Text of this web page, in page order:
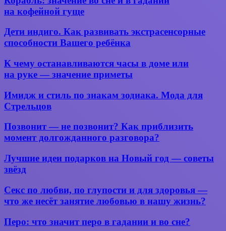
рун
дом
в гадании
значение
во сне
на кофейной
гуще
на кофейной гуще
Дети
индиго.
Как
экстрасенсорные
способности
ребёнка
Дети индиго. Как развивать экстрасенсорные
способности Вашего ребёнка
К чему
останавливаются
часы
или
на руке —
приметы
К чему останавливаются часы в доме или
на руке — значение приметы
Имидж
и
стиль
знакам
зодиака.
для
Стрельцов
Имидж и стиль по знакам зодиака. Мода для
Стрельцов
Позвонит
—
не
Как
приблизить
долгожданного
разговора?
Позвонит — не позвонит? Как приблизить
момент долгожданного разговора?
Лучшие
идеи
подарков
год —
советы
Лучшие идеи подарков на Новый год — советы
звёзд
Секс
любви,
глупости
Секс по любви, по глупости и для здоровья —
что же несёт занятие любовью в нашу жизнь?
Перо:
Перо: что значит перо в гадании и во сне?